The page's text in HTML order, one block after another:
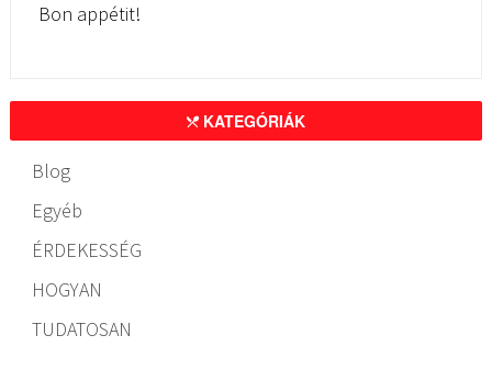
Bon appétit!
KATEGÓRIÁK
Blog
Egyéb
ÉRDEKESSÉG
HOGYAN
TUDATOSAN